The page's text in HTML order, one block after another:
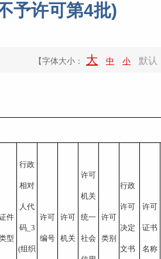
予许可第4批)
【字体大小： 大 中 小 默认
件
型
行政
相对
人代
码_3
(组织
许可
编号
许可
机关
许可
机关
统一
社会
许可
类别
行政
许可
决定
文书
许可
证书
名称